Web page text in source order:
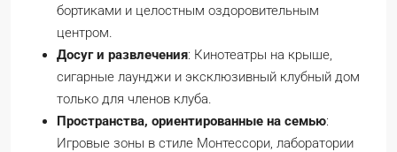
бортиками и целостным оздоровительным
центром.
Досуг и развлечения: Кинотеатры на крыше,
сигарные лаунджи и эксклюзивный клубный дом
только для членов клуба.
Пространства, ориентированные на семью:
Игровые зоны в стиле Монтессори, лаборатории